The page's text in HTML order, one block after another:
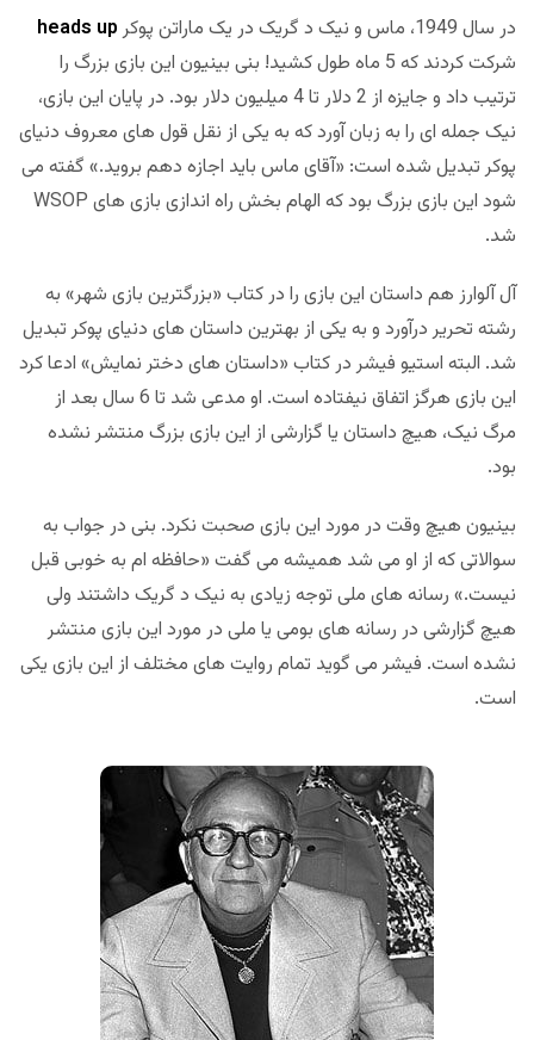
در سال 1949، ماس و نیک د گریک در یک ماراتن پوکر
heads up
شرکت کردند که 5 ماه طول کشید! بنی بینیون این بازی بزرگ را
ترتیب داد و جایزه از 2 دلار تا 4 میلیون دلار بود. در پایان این بازی،
نیک جمله ای را به زبان آورد که به یکی از نقل قول های معروف دنیای
پوکر تبدیل شده است: «آقای ماس باید اجازه دهم بروید.» گفته می
شود این بازی بزرگ بود که الهام بخش راه اندازی بازی های WSOP
شد.
آل آلوارز هم داستان این بازی را در کتاب «بزرگترین بازی شهر» به
رشته تحریر درآورد و به یکی از بهترین داستان های دنیای پوکر تبدیل
شد. البته استیو فیشر در کتاب «داستان های دختر نمایش» ادعا کرد
این بازی هرگز اتفاق نیفتاده است. او مدعی شد تا 6 سال بعد از
مرگ نیک، هیچ داستان یا گزارشی از این بازی بزرگ منتشر نشده
بود.
بینیون هیچ وقت در مورد این بازی صحبت نکرد. بنی در جواب به
سوالاتی که از او می شد همیشه می گفت «حافظه ام به خوبی قبل
نیست.» رسانه های ملی توجه زیادی به نیک د گریک داشتند ولی
هیچ گزارشی در رسانه های بومی یا ملی در مورد این بازی منتشر
نشده است. فیشر می گوید تمام روایت های مختلف از این بازی یکی
است.